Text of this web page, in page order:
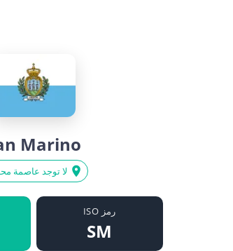
Marino
لا توجد عاصمة
رمز ISO
SM